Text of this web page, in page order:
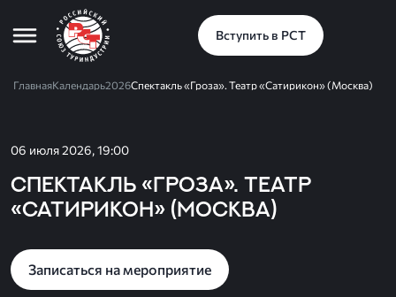
Вступить в РСТ
ГлавнаяКалендарь2026Спектакль «Гроза». Театр «Сатирикон» (Москва)
06 июля 2026, 19:00
Спектакль «Гроза». Театр
«Сатирикон» (Москва)
Записаться на мероприятие